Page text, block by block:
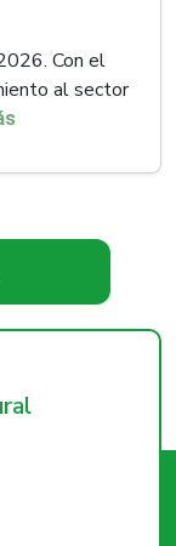
Con el
al sector